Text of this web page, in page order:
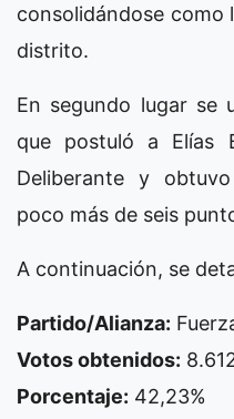
consolidándose como
distrito.
En segundo lugar se
que postuló a Elías
Deliberante y
poco más de seis
A continuación, se
Partido/Alianza:
Votos obtenidos:
Porcentaje: 42,23%